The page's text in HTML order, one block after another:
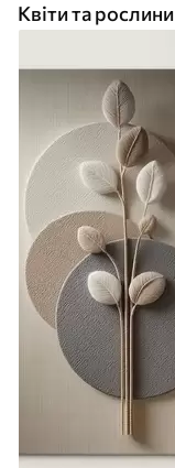
Квіти та рослини